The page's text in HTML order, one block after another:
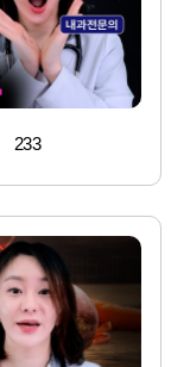
233